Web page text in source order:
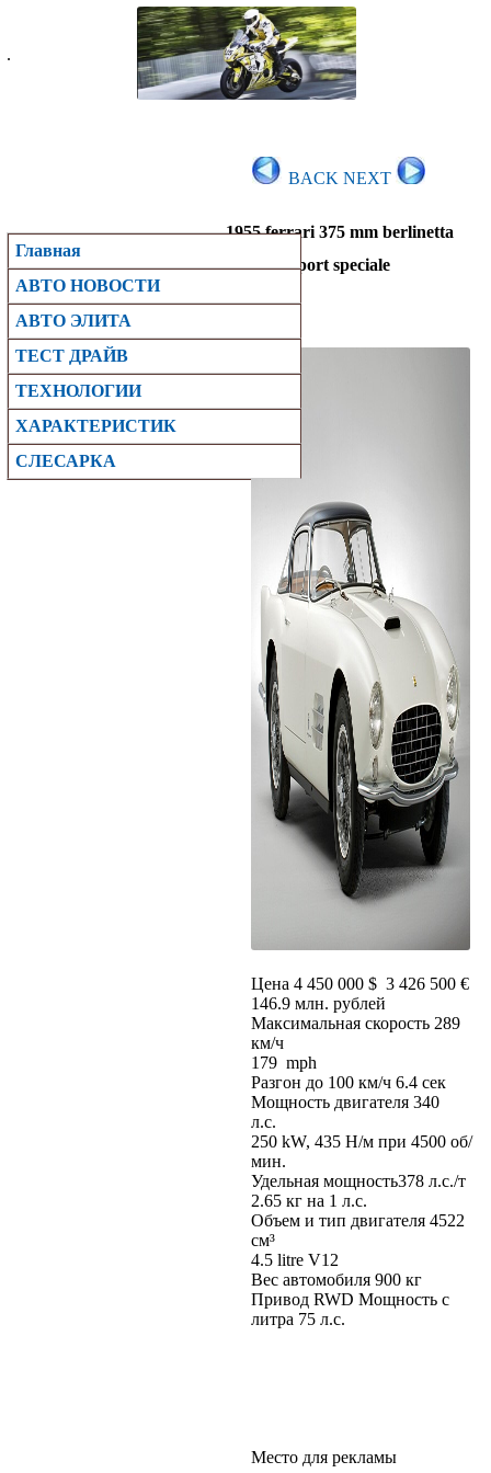
.
Главная
АВТО НОВОСТИ
АВТО ЭЛИТА
ТЕСТ ДРАЙВ
ТЕХНОЛОГИИ
ХАРАКТЕРИСТИК
CЛЕСАРКА
BACK NEXT
1955 ferrari 375 mm berlinetta
sport speciale
Цена 4 450 000 $ 3 426 500 €
146.9 млн. рублей
Максимальная скорость 289
км/ч
179 mph
Разгон до 100 км/ч 6.4 сек
Мощность двигателя 340
л.с.
250 kW, 435 Н/м при 4500 об/
мин.
Удельная мощность378 л.с./т
2.65 кг на 1 л.с.
Объем и тип двигателя 4522
см³
4.5 litre V12
Вес автомобиля 900 кг
Привод RWD Мощность с
литра 75 л.с.
Место для рекламы